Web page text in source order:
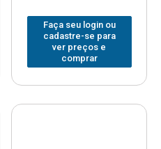
Faça seu login ou
cadastre-se para
ver preços e
comprar